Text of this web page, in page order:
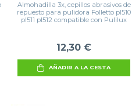
Almohadilla 3x, cepillos abrasivos de
repuesto para pulidora Folletto pl510
pl511 pl512 compatible con Pulilux
12,30 €
AÑADIR A LA CESTA